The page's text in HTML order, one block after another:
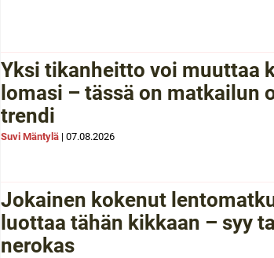
Yksi tikanheitto voi muuttaa
lomasi – tässä on matkailun
trendi
Suvi Mäntylä | 07.08.2026
Jokainen kokenut
luottaa tähän kikkaan – syy
nerokas